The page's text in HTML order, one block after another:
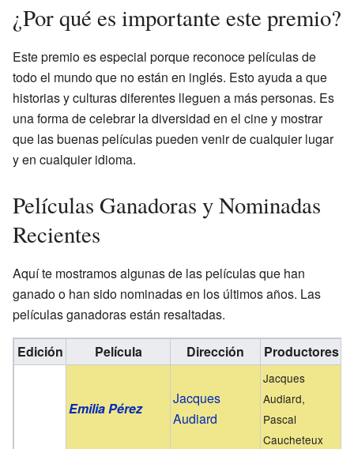
¿Por qué es importante este premio?
Este premio es especial porque reconoce películas de
todo el mundo que no están en inglés. Esto ayuda a que
historias y culturas diferentes lleguen a más personas. Es
una forma de celebrar la diversidad en el cine y mostrar
que las buenas películas pueden venir de cualquier lugar
y en cualquier idioma.
Películas Ganadoras y Nominadas
Recientes
Aquí te mostramos algunas de las películas que han
ganado o han sido nominadas en los últimos años. Las
películas ganadoras están resaltadas.
Edición Película Dirección Productores
Emilia Pérez
Jacques
Audiard
Jacques
Audiard,
Pascal
Caucheteux